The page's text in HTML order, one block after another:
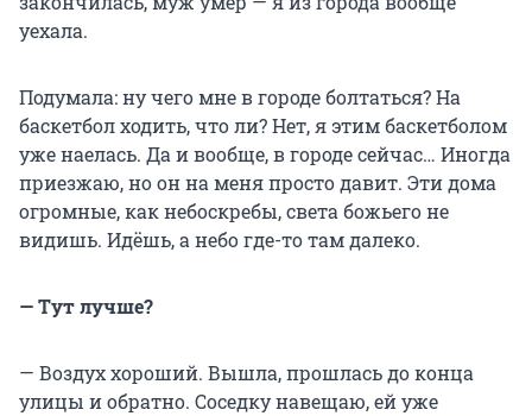
уехала.
Подумала: ну чего мне в городе болтаться? На
баскетбол ходить, что ли? Нет, я этим баскетболом
уже наелась. Да и вообще, в городе сейчас… Иногда
приезжаю, но он на меня просто давит. Эти дома
огромные, как небоскребы, света божьего не
видишь. Идёшь, а небо где-то там далеко.
— Тут лучше?
— Воздух хороший. Вышла, прошлась до конца
улицы и обратно. Соседку навещаю, ей уже